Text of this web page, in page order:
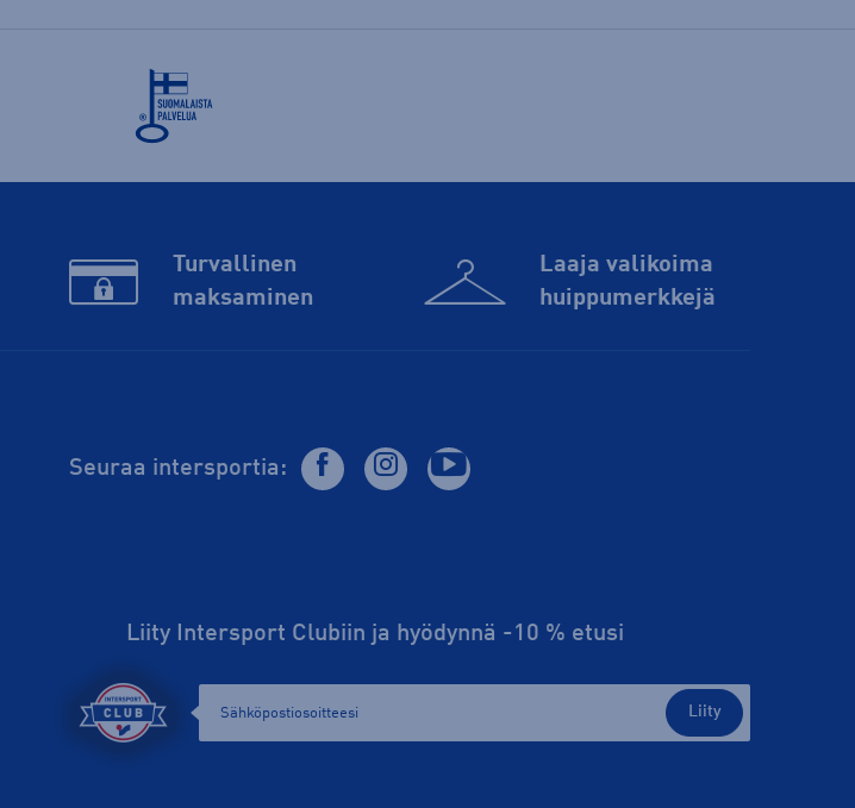
Turvallinen
maksaminen
Laaja valikoima
huippu­merkkejä
Seuraa intersportia:
Liity Intersport Clubiin ja hyödynnä -10 % etusi
Liity